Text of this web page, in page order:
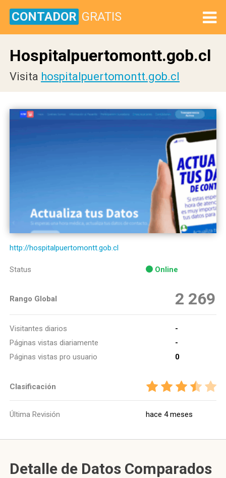
CONTADOR GRATIS
Hospitalpuertomontt.gob.cl
Visita hospitalpuertomontt.gob.cl
http://hospitalpuertomontt.gob.cl
Status Online
Rango Global 2 269
Visitantes diarios
-
Páginas vistas diariamente
-
Páginas vistas pro usuario
0
Clasificación
Última Revisión hace 4 meses
Detalle de Datos Comparados